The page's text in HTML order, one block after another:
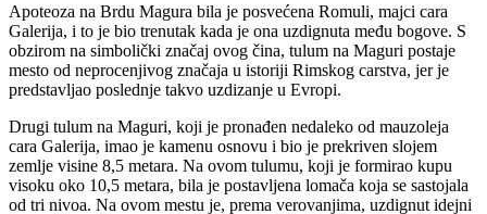
Apoteoza na Brdu Magura bila je posvećena Romuli, majci cara
Galerija, i to je bio trenutak kada je ona uzdignuta među bogove. S
obzirom na simbolički značaj ovog čina, tulum na Maguri postaje
mesto od neprocenjivog značaja u istoriji Rimskog carstva, jer je
predstavljao poslednje takvo uzdizanje u Evropi.
Drugi tulum na Maguri, koji je pronađen nedaleko od mauzoleja
cara Galerija, imao je kamenu osnovu i bio je prekriven slojem
zemlje visine 8,5 metara. Na ovom tulumu, koji je formirao kupu
visoku oko 10,5 metara, bila je postavljena lomača koja se sastojala
od tri nivoa. Na ovom mestu je, prema verovanjima, uzdignut idejni